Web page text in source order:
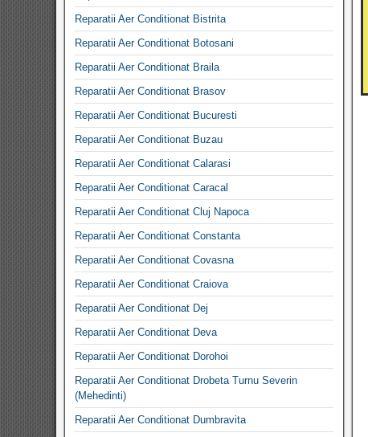
Reparatii Aer Conditionat Bistrita
Reparatii Aer Conditionat Botosani
Reparatii Aer Conditionat Braila
Reparatii Aer Conditionat Brasov
Reparatii Aer Conditionat Bucuresti
Reparatii Aer Conditionat Buzau
Reparatii Aer Conditionat Calarasi
Reparatii Aer Conditionat Caracal
Reparatii Aer Conditionat Cluj Napoca
Reparatii Aer Conditionat Constanta
Reparatii Aer Conditionat Covasna
Reparatii Aer Conditionat Craiova
Reparatii Aer Conditionat Dej
Reparatii Aer Conditionat Deva
Reparatii Aer Conditionat Dorohoi
Reparatii Aer Conditionat Drobeta Turnu Severin
(Mehedinti)
Reparatii Aer Conditionat Dumbravita